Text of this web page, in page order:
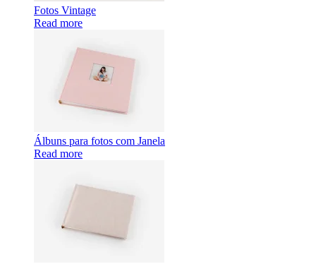
Fotos Vintage
Read more
Álbuns para fotos com Janela
Read more